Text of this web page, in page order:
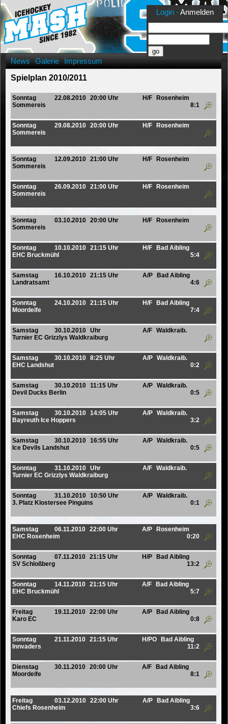
News Galerie Impressum
Spielplan 2010/2011
Sonntag 22.08.2010 20:00 Uhr H/F
Rosenheim
Sommereis
8:1
Sonntag 29.08.2010 20:00 Uhr H/F
Rosenheim
Sommereis
Sonntag 12.09.2010 21:00 Uhr H/F
Rosenheim
Sommereis
Sonntag 26.09.2010 21:00 Uhr H/F
Rosenheim
Sommereis
Sonntag 03.10.2010 20:00 Uhr H/F
Rosenheim
Sommereis
Sonntag 10.10.2010 21:15 Uhr H/F
Bad Aibling
EHC Bruckmühl
5:4
Samstag 16.10.2010 21:15 Uhr A/P
Bad Aibling
Landratsamt
4:6
Sonntag 24.10.2010 21:15 Uhr H/F
Bad Aibling
Moordeife
7:4
Samstag 30.10.2010 Uhr A/F Waldkraib.
Turnier EC Grizzlys Waldkraiburg
Samstag 30.10.2010 8:25 Uhr A/P Waldkraib.
EHC Landshut
0:2
Samstag 30.10.2010 11:15 Uhr A/P Waldkraib.
Devil Ducks Berlin
0:5
Samstag 30.10.2010 14:05 Uhr A/P Waldkraib.
Bayreuth Ice Hoppers
3:2
Samstag 30.10.2010 16:55 Uhr A/P Waldkraib.
Ice Devils Landshut
0:5
Sonntag 31.10.2010 Uhr A/F Waldkraib.
Turnier EC Grizzlys Waldkraiburg
Sonntag 31.10.2010 10:50 Uhr A/P Waldkraib.
3. Platz Klostersee Pinguins
0:1
Samstag 06.11.2010 22:00 Uhr A/P
Rosenheim
EHC Rosenheim
0:20
Sonntag 07.11.2010 21:15 Uhr H/P
Bad Aibling
SV Schloßberg
13:2
Sonntag 14.11.2010 21:15 Uhr A/F
Bad Aibling
EHC Bruckmühl
5:7
Freitag 19.11.2010 22:00 Uhr A/P
Bad Aibling
Karo EC
0:8
Sonntag 21.11.2010 21:15 Uhr H/PO
Bad Aibling
Innvaders
11:2
Dienstag 30.11.2010 20:00 Uhr A/F
Bad Aibling
Moordeife
8:1
Freitag 03.12.2010 22:00 Uhr A/P
Bad Aibling
Chiefs Rosenheim
3:6
Login -Anmelden